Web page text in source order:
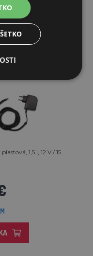
1,5 l, 12 V / 15 ...